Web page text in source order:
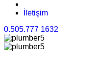
İletişim
0.505.777 1632